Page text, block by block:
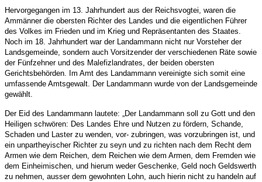
Hervorgegangen im 13. Jahrhundert aus der Reichsvogtei, waren die
Ammänner die obersten Richter des Landes und die eigentlichen Führer
des Volkes im Frieden und im Krieg und Repräsentanten des Staates.
Noch im 18. Jahrhundert war der Landammann nicht nur Vorsteher der
Landsgemeinde, sondern auch Vorsitzender der verschiedenen Räte sowie
der Fünfzehner und des Malefizlandrates, der beiden obersten
Gerichtsbehörden. Im Amt des Landammann vereinigte sich somit eine
umfassende Amtsgewalt. Der Landammann wurde von der Landsgemeinde
gewählt.
Der Eid des Landammann lautete: „Der Landammann soll zu Gott und den
Heiligen schwören: Des Landes Ehre und Nutzen zu fördern, Schande,
Schaden und Laster zu wenden, vor- zubringen, was vorzubringen ist, und
ein unpartheyischer Richter zu seyn und zu richten nach dem Recht dem
Armen wie dem Reichen, dem Reichen wie dem Armen, dem Fremden wie
dem Einheimischen, und hierum weder Geschenke, Geld noch Geldswerth
zu nehmen, ausser dem gewohnten Lohn, auch hierin nicht zu handeln auf